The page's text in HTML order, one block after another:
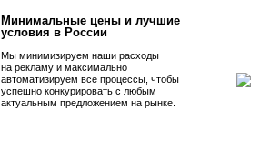
Минимальные цены и лучшие
условия в России
Мы минимизируем наши расходы
на рекламу и максимально
автоматизируем все процессы, чтобы
успешно конкурировать с любым
актуальным предложением на рынке.